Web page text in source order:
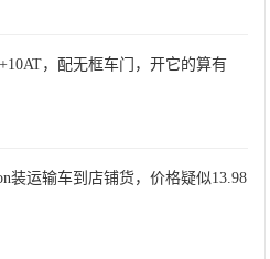
，配无框车门，开它的算有
装运输车到店铺货，价格疑似13.98